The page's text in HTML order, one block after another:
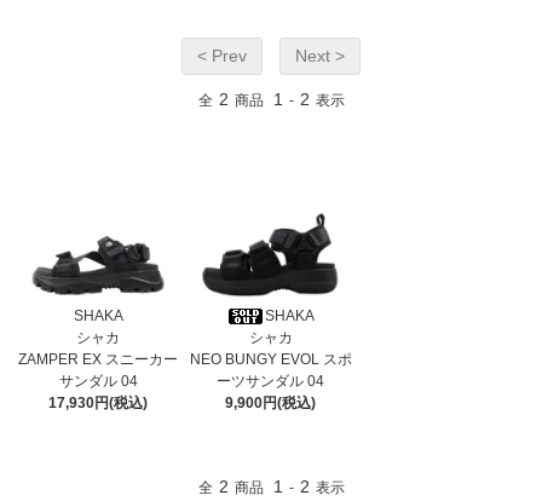
< Prev Next >
全 2 商品 1 - 2 表示
SHAKA
シャカ
ZAMPER EX スニーカー
サンダル 04
17,930円(税込)
SHAKA
シャカ
NEO BUNGY EVOL スポ
ーツサンダル 04
9,900円(税込)
全 2 商品 1 - 2 表示